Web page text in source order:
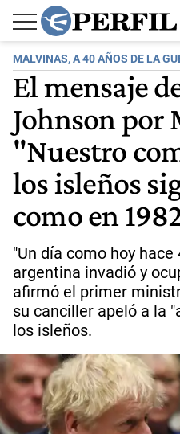
MALVINAS, A 40 AÑOS DE LA
El mensaje
Johnson por
"Nuestro
los isleños
como en
"Un día como hoy
argentina invadió y
afirmó el primer
su canciller apeló a la
los isleños.